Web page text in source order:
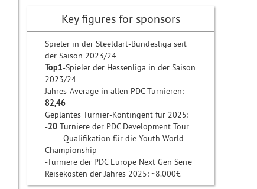
Key figures for sponsors
Spieler in der Steeldart-Bundesliga seit
der Saison 2023/24
Top1-Spieler der Hessenliga in der Saison
2023/24
Jahres-Average in allen PDC-Turnieren:
82,46
Geplantes Turnier-Kontingent für 2025:
-20 Turniere der PDC Development Tour
- Qualifikation für die Youth World
Championship
-Turniere der PDC Europe Next Gen Serie
Reisekosten der Jahres 2025: ~8.000€